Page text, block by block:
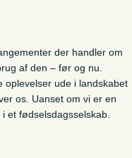
der handler om
af den – før og nu.
ude i landskabet
os. Uanset om vi er en
et fødselsdagsselskab.